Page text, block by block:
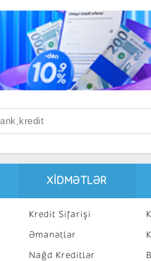
XIDMƏTLƏR
Kredit Sifarişi
Əmanətlər
Nağd Kreditlər